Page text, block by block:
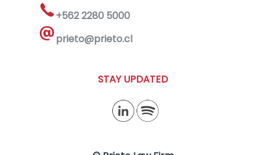
+562 2280 5000
prieto@prieto.cl
STAY UPDATED